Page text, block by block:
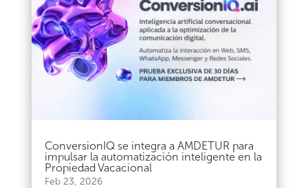
ConversionIQ se integra a AMDETUR para
impulsar la automatización inteligente en la
Propiedad Vacacional
Feb 23, 2026